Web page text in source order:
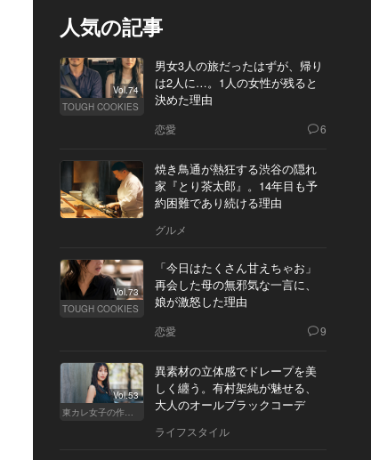
人気の記事
Vol.74
TOUGH COOKIES
男女3人の旅だったはずが、帰り
は2人に…。1人の女性が残ると
決めた理由
恋愛 6
焼き鳥通が熱狂する渋谷の隠れ
家『とり茶太郎』。14年目も予
約困難であり続ける理由
グルメ
Vol.73
TOUGH COOKIES
「今日はたくさん甘えちゃお」
再会した母の無邪気な一言に、
娘が激怒した理由
恋愛 9
Vol.53
東カレ女子の作り方
異素材の立体感でドレープを美
しく纏う。有村架純が魅せる、
大人のオールブラックコーデ
ライフスタイル